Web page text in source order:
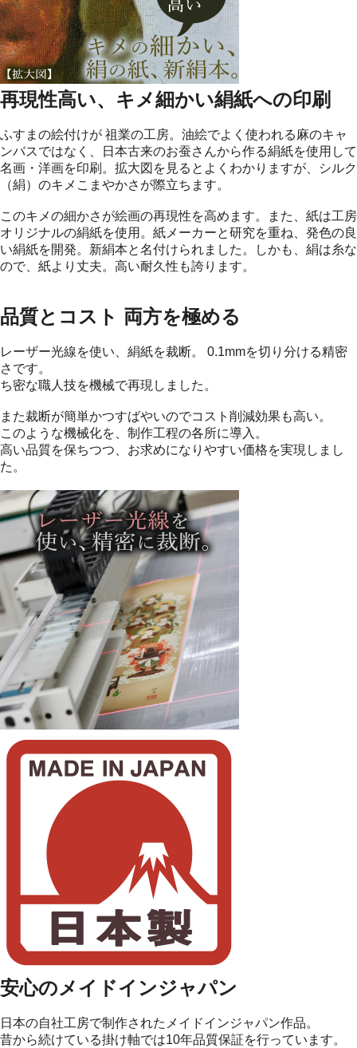
再現性高い、キメ細かい絹紙への印刷
ふすまの絵付けが 祖業の工房。油絵でよく使われる麻のキャ
ンバスではなく、日本古来のお蚕さんから作る絹紙を使用して
名画・洋画を印刷。拡大図を見るとよくわかりますが、シルク
（絹）のキメこまやかさが際立ちます。
このキメの細かさが絵画の再現性を高めます。また、紙は工房
オリジナルの絹紙を使用。紙メーカーと研究を重ね、発色の良
い絹紙を開発。新絹本と名付けられました。しかも、絹は糸な
ので、紙より丈夫。高い耐久性も誇ります。
品質とコスト 両方を極める
レーザー光線を使い、絹紙を裁断。 0.1mmを切り分ける精密
さです。
ち密な職人技を機械で再現しました。
また裁断が簡単かつすばやいのでコスト削減効果も高い。
このような機械化を、制作工程の各所に導入。
高い品質を保ちつつ、お求めになりやすい価格を実現しまし
た。
安心のメイドインジャパン
日本の自社工房で制作されたメイドインジャパン作品。
昔から続けている掛け軸では10年品質保証を行っています。